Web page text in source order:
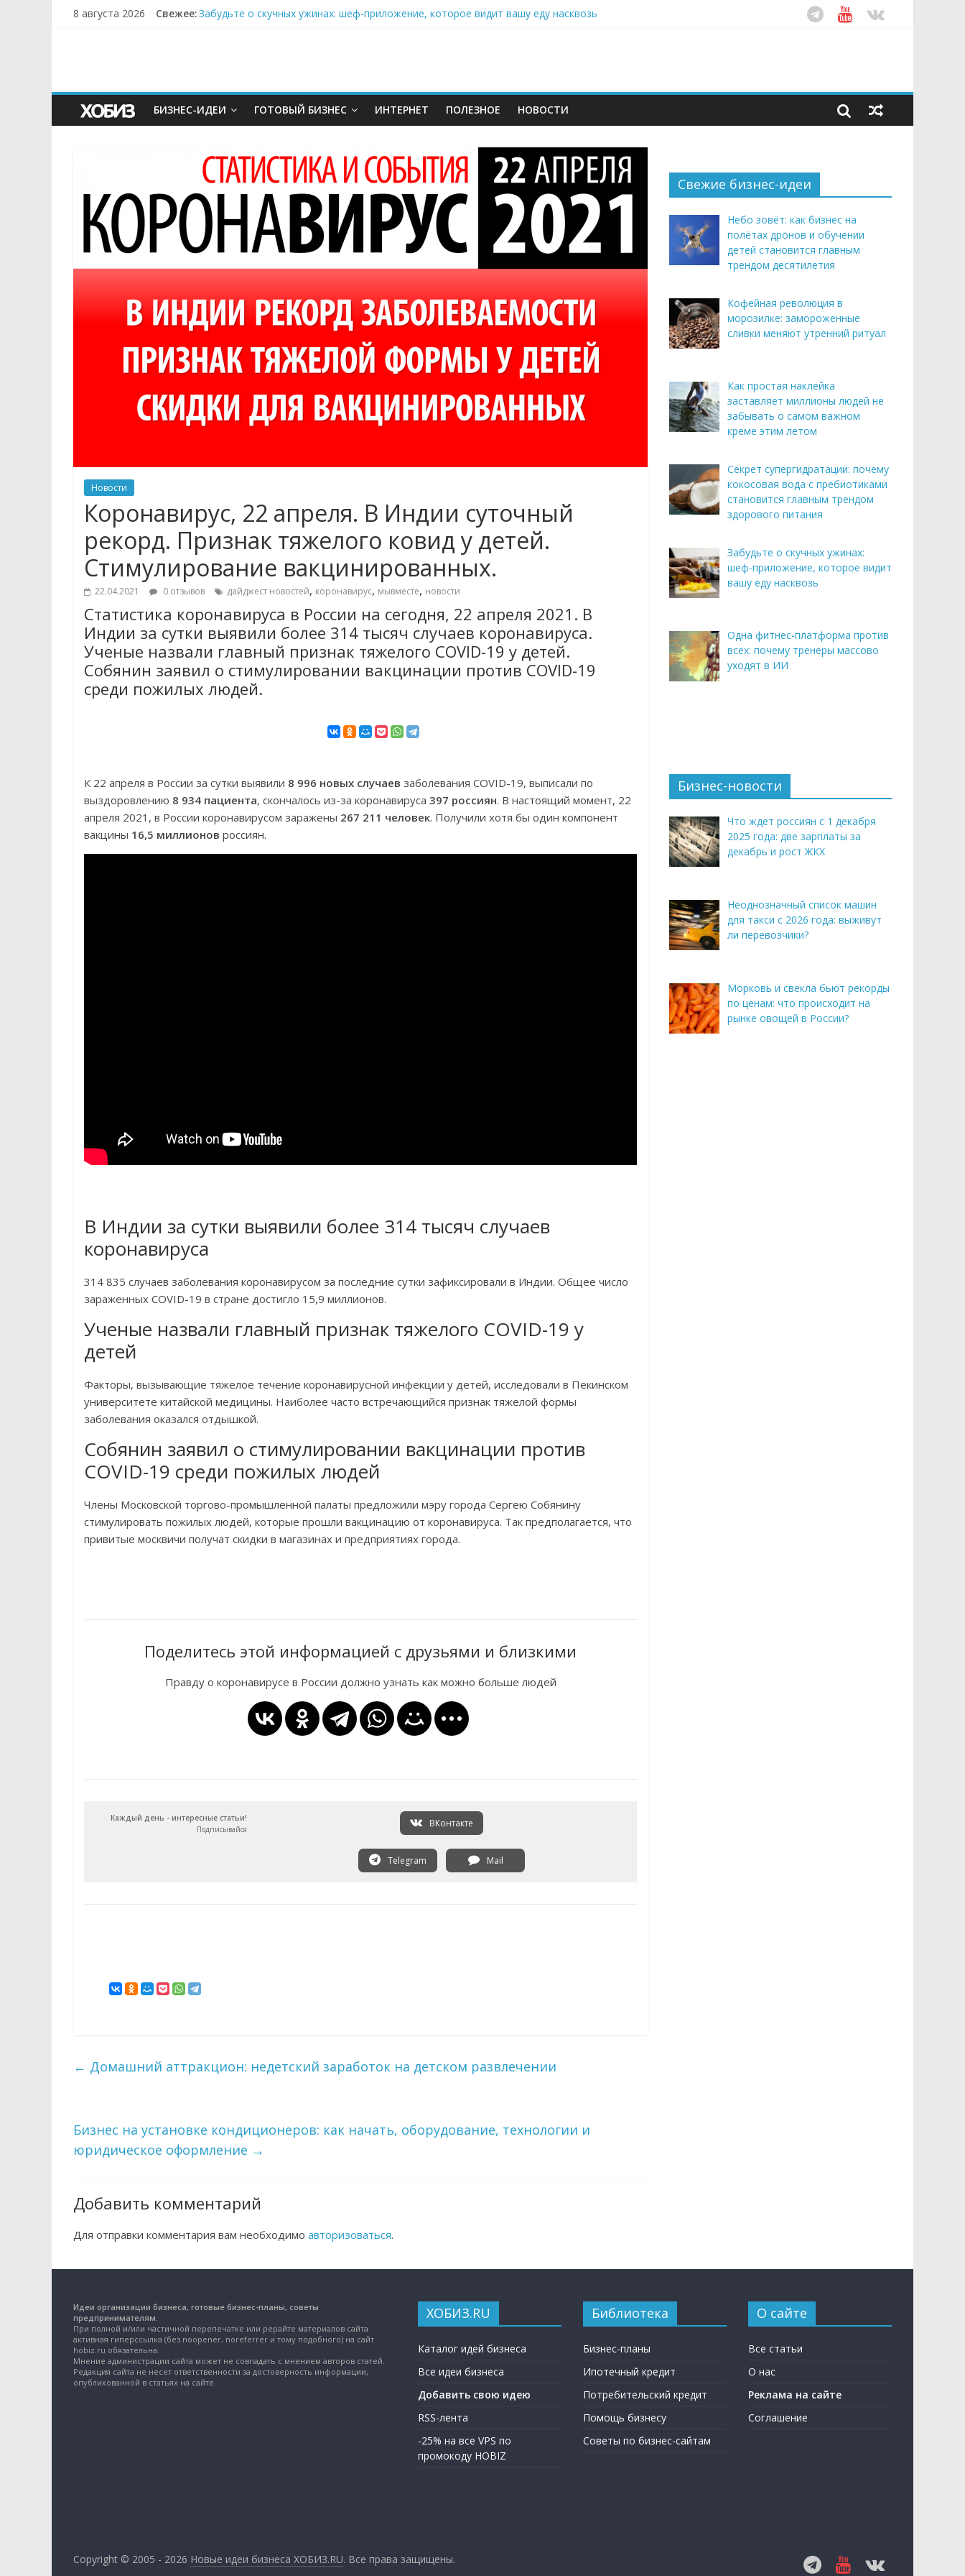
8 августа 2026 Свежее:Забудьте о скучных ужинах: шеф-приложение, которое видит вашу еду насквозь
БИЗНЕС-ИДЕИ ГОТОВЫЙ БИЗНЕС ИНТЕРНЕТ ПОЛЕЗНОЕ НОВОСТИ
Новости
Коронавирус, 22 апреля. В Индии суточный
рекорд. Признак тяжелого ковид у детей.
Стимулирование вакцинированных.
22.04.2021 0 отзывов дайджест новостей, коронавирус, мывместе, новости
Статистика коронавируса в России на сегодня, 22 апреля 2021. В
Индии за сутки выявили более 314 тысяч случаев коронавируса.
Ученые назвали главный признак тяжелого COVID-19 у детей.
Собянин заявил о стимулировании вакцинации против COVID-19
среди пожилых людей.
К 22 апреля в России за сутки выявили 8 996 новых случаев заболевания COVID-19, выписали по
выздоровлению 8 934 пациента, скончалось из-за коронавируса 397 россиян. В настоящий момент, 22
апреля 2021, в России коронавирусом заражены 267 211 человек. Получили хотя бы один компонент
вакцины 16,5 миллионов россиян.
В Индии за сутки выявили более 314 тысяч случаев
коронавируса
314 835 случаев заболевания коронавирусом за последние сутки зафиксировали в Индии. Общее число
зараженных COVID-19 в стране достигло 15,9 миллионов.
Ученые назвали главный признак тяжелого COVID-19 у
детей
Факторы, вызывающие тяжелое течение коронавирусной инфекции у детей, исследовали в Пекинском
университете китайской медицины. Наиболее часто встречающийся признак тяжелой формы
заболевания оказался отдышкой.
Собянин заявил о стимулировании вакцинации против
COVID-19 среди пожилых людей
Члены Московской торгово-промышленной палаты предложили мэру города Сергею Собянину
стимулировать пожилых людей, которые прошли вакцинацию от коронавируса. Так предполагается, что
привитые москвичи получат скидки в магазинах и предприятиях города.
Поделитесь этой информацией с друзьями и близкими
Правду о коронавирусе в России должно узнать как можно больше людей
Каждый день - интересные статьи!
Подписывайся
ВКонтакте
Telegram Mail
← Домашний аттракцион: недетский заработок на детском развлечении
Бизнес на установке кондиционеров: как начать, оборудование, технологии и
юридическое оформление →
Добавить комментарий
Для отправки комментария вам необходимо авторизоваться.
Свежие бизнес-идеи
Небо зовёт: как бизнес на
полётах дронов и обучении
детей становится главным
трендом десятилетия
Кофейная революция в
морозилке: замороженные
сливки меняют утренний ритуал
Как простая наклейка
заставляет миллионы людей не
забывать о самом важном
креме этим летом
Секрет супергидратации: почему
кокосовая вода с пребиотиками
становится главным трендом
здорового питания
Забудьте о скучных ужинах:
шеф-приложение, которое видит
вашу еду насквозь
Одна фитнес-платформа против
всех: почему тренеры массово
уходят в ИИ
Бизнес-новости
Что ждет россиян с 1 декабря
2025 года: две зарплаты за
декабрь и рост ЖКХ
Неоднозначный список машин
для такси с 2026 года: выживут
ли перевозчики?
Морковь и свекла бьют рекорды
по ценам: что происходит на
рынке овощей в России?
Идеи организации бизнеса, готовые бизнес-планы, советы
предпринимателям.
При полной и/или частичной перепечатке или рерайте материалов сайта
активная гиперссылка (без noopener, noreferrer и тому подобного) на сайт
hobiz.ru обязательна.
Мнение администрации сайта может не совпадать с мнением авторов статей.
Редакция сайта не несет ответственности за достоверность информации,
опубликованной в статьях на сайте.
ХОБИЗ.RU
Каталог идей бизнеса
Все идеи бизнеса
Добавить свою идею
RSS-лента
-25% на все VPS по
промокоду HOBIZ
Библиотека
Бизнес-планы
Ипотечный кредит
Потребительский кредит
Помощь бизнесу
Советы по бизнес-сайтам
О сайте
Все статьи
О нас
Реклама на сайте
Соглашение
Copyright © 2005 - 2026 Новые идеи бизнеса ХОБИЗ.RU. Все права защищены.